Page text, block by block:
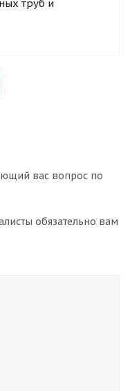
труб и
вас вопрос по
обязательно вам